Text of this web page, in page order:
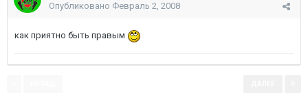
Опубликовано Февраль 2, 2008
как приятно быть правым